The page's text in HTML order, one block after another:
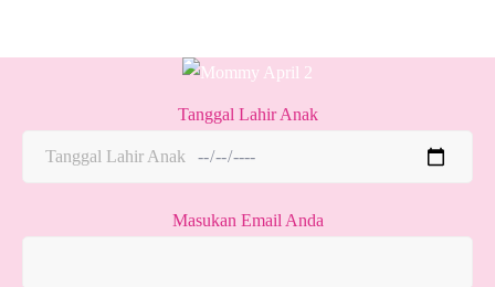
Tanggal Lahir Anak
Masukan Email Anda